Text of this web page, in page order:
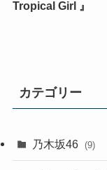
Tropical Girl 』
カテゴリー
乃木坂46 (9)